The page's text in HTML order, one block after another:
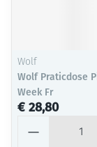
Wolf
Wolf Praticdose
Week Fr
€ 28,80